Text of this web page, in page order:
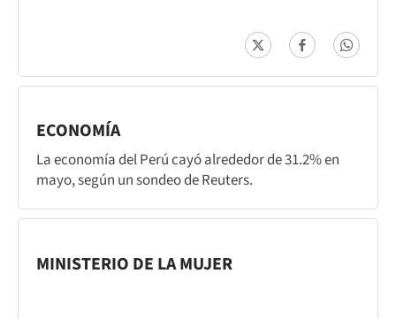
ECONOMÍA
La economía del Perú cayó alrededor de 31.2% en
mayo, según un sondeo de Reuters.
MINISTERIO DE LA MUJER